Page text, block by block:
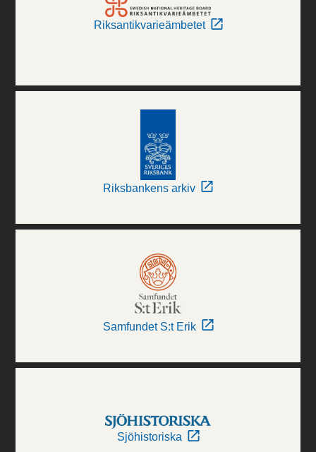
Riksantikvarieämbetet
Riksbankens arkiv
Samfundet S:t Erik
Sjöhistoriska